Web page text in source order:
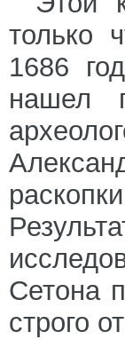
только
1686
нашел
Сетона
строго